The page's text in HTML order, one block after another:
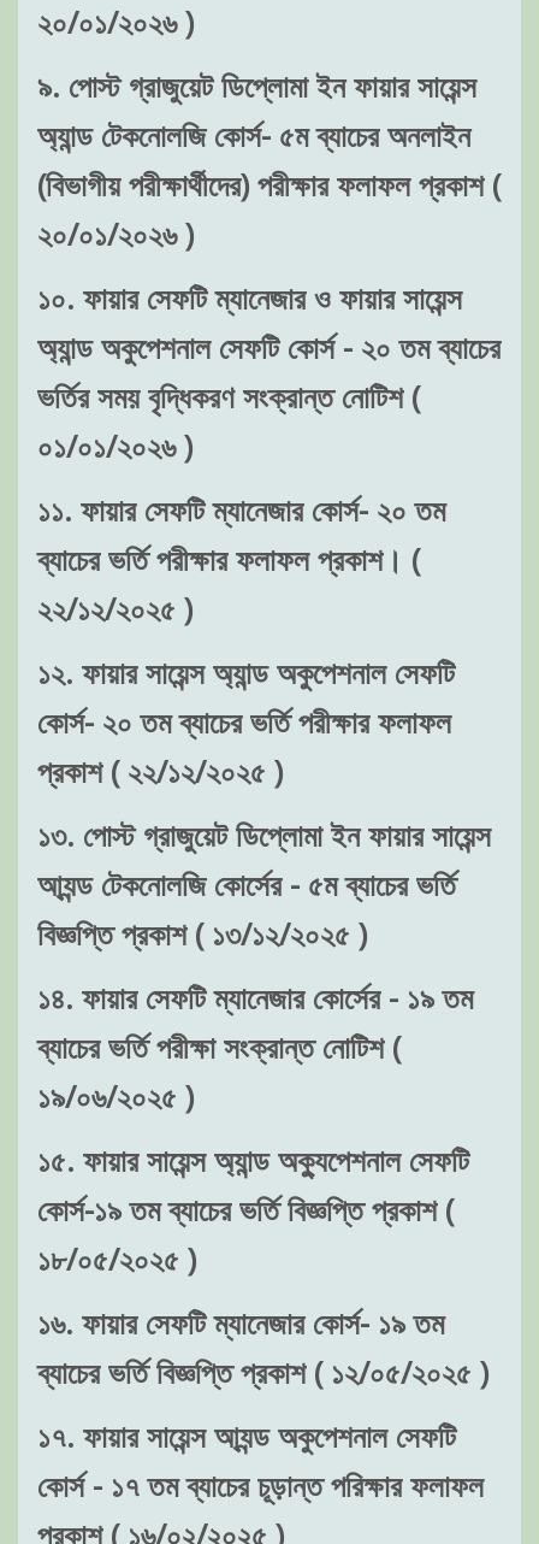
২০/০১/২০২৬ )
৯. পোস্ট গ্রাজুয়েট ডিপ্লোমা ইন ফায়ার সায়েন্স
অ্যান্ড টেকনোলজি কোর্স- ৫ম ব্যাচের অনলাইন
(বিভাগীয় পরীক্ষার্থীদের) পরীক্ষার ফলাফল প্রকাশ (
২০/০১/২০২৬ )
১০. ফায়ার সেফটি ম্যানেজার ও ফায়ার সায়েন্স
অ্যান্ড অকুপেশনাল সেফটি কোর্স - ২০ তম ব্যাচের
ভর্তির সময় বৃদ্ধিকরণ সংক্রান্ত নোটিশ (
০১/০১/২০২৬ )
১১. ফায়ার সেফটি ম্যানেজার কোর্স- ২০ তম
ব্যাচের ভর্তি পরীক্ষার ফলাফল প্রকাশ। (
২২/১২/২০২৫ )
১২. ফায়ার সায়েন্স অ্যান্ড অকুপেশনাল সেফটি
কোর্স- ২০ তম ব্যাচের ভর্তি পরীক্ষার ফলাফল
প্রকাশ ( ২২/১২/২০২৫ )
১৩. পোস্ট গ্রাজুয়েট ডিপ্লোমা ইন ফায়ার সায়েন্স
আ্যন্ড টেকনোলজি কোর্সের - ৫ম ব্যাচের ভর্তি
বিজ্ঞপ্তি প্রকাশ ( ১৩/১২/২০২৫ )
১৪. ফায়ার সেফটি ম্যানেজার কোর্সের - ১৯ তম
ব্যাচের ভর্তি পরীক্ষা সংক্রান্ত নোটিশ (
১৯/০৬/২০২৫ )
১৫. ফায়ার সায়েন্স অ্যান্ড অক্যুপেশনাল সেফটি
কোর্স-১৯ তম ব্যাচের ভর্তি বিজ্ঞপ্তি প্রকাশ (
১৮/০৫/২০২৫ )
১৬. ফায়ার সেফটি ম্যানেজার কোর্স- ১৯ তম
ব্যাচের ভর্তি বিজ্ঞপ্তি প্রকাশ ( ১২/০৫/২০২৫ )
১৭. ফায়ার সায়েন্স আ্যন্ড অকুপেশনাল সেফটি
কোর্স - ১৭ তম ব্যাচের চূড়ান্ত পরিক্ষার ফলাফল
প্রকাশ ( ১৬/০২/২০২৫ )